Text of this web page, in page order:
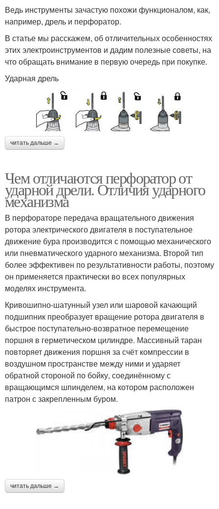
Ведь инструменты зачастую похожи функционалом, как,
например, дрель и перфоратор.
В статье мы расскажем, об отличительных особенностях
этих электроинструментов и дадим полезные советы, на
что обращать внимание в первую очередь при покупке.
Ударная дрель
читать дальше →
Чем отличаются перфоратор от
ударной дрели. Отличия ударного
механизма
В перфораторе передача вращательного движения
ротора электрического двигателя в поступательное
движение бура производится с помощью механического
или пневматического ударного механизма. Второй тип
более эффективен по результативности работы, поэтому
он применяется практически во всех популярных
моделях инструмента.
Кривошипно-шатунный узел или шаровой качающий
подшипник преобразует вращение ротора двигателя в
быстрое поступательно-возвратное перемещение
поршня в герметическом цилиндре. Массивный таран
повторяет движения поршня за счёт компрессии в
воздушном пространстве между ними и ударяет
обратной стороной по бойку, соединённому с
вращающимся шпинделем, на котором расположен
патрон с закрепленным буром.
читать дальше →